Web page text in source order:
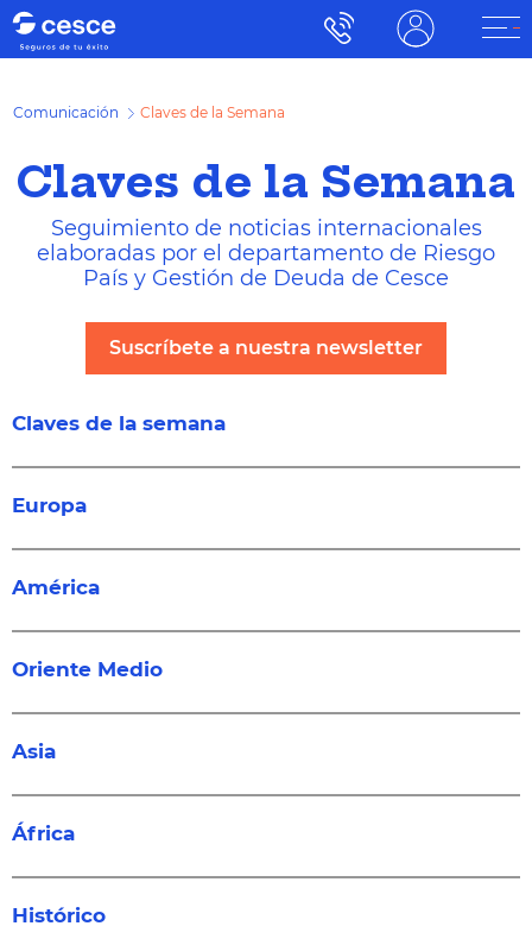
Comunicación Claves de la Semana
Claves de la Semana
Seguimiento de noticias internacionales
elaboradas por el departamento de Riesgo
País y Gestión de Deuda de Cesce
Suscríbete a nuestra newsletter
Claves de la semana
Europa
América
Oriente Medio
Asia
África
Histórico